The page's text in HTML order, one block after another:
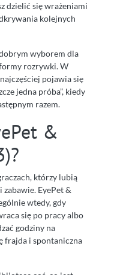
dzielić się wrażeniami
kolejnych
wyborem dla
rozrywki. W
pojawia się
jedna próba”, kiedy
razem.
&
którzy lubią
EyePet &
wtedy, gdy
się po pracy albo
godziny na
frajda i spontaniczna